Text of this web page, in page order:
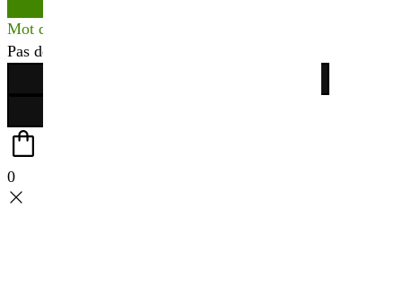
Mot de passe perdu ?
Pas de compte ?
0